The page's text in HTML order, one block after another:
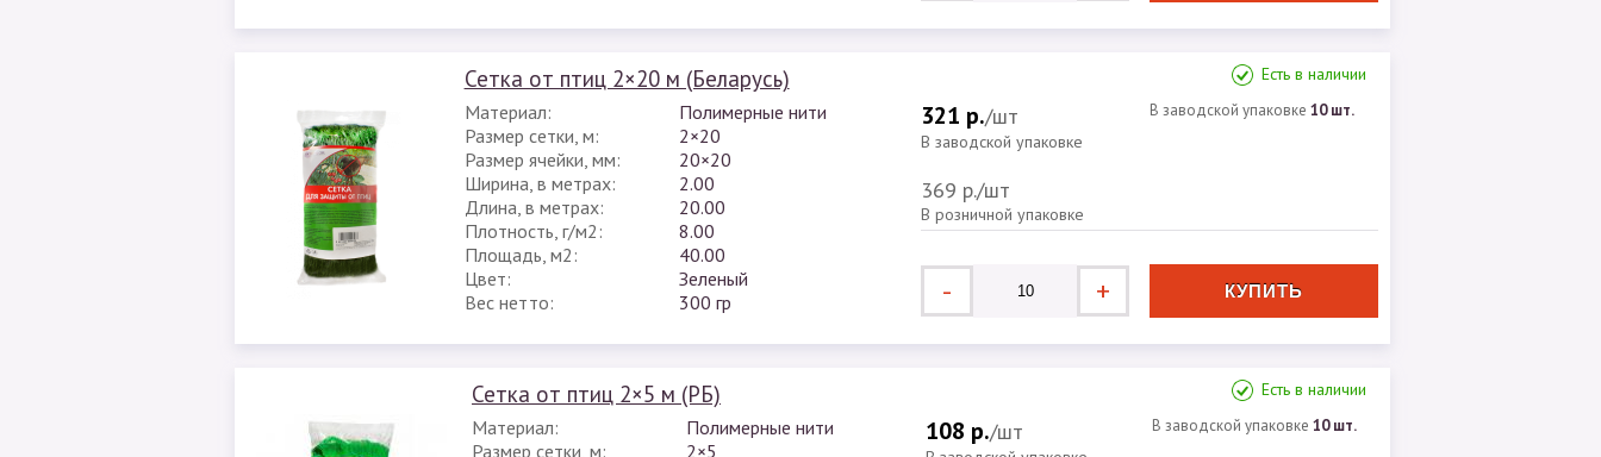
Сетка от птиц 2×20 м (Беларусь) Есть в наличии
Материал:
Полимерные нити
Размер сетки, м:
2×20
Размер ячейки, мм:
20×20
Ширина, в метрах:
2.00
Длина, в метрах:
20.00
Плотность, г/м2:
8.00
Площадь, м2:
40.00
Цвет:
Зеленый
Вес нетто:
300 гр
321 р./шт
В заводской упаковке
369 р./шт
В розничной упаковке
В заводской упаковке10 шт.
- +
Сетка от птиц 2×5 м (РБ) Есть в наличии
Материал:
Полимерные нити
Размер сетки, м:
2×5
108 р./шт В заводской упаковке 10 шт.